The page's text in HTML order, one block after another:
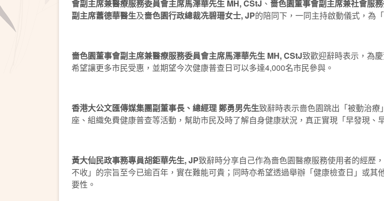
會副主席兼醫療服務委員會主席馬澤華先生 MH, CStJ 、 嗇色園董事會副主席兼社會服
副主席蕭德華醫生及嗇色園行政總裁冼碧珊女士, JP的陪同下，一同主持啟動儀式，為
嗇色園董事會副主席兼醫療服務委員會主席馬澤華先生 MH, CStJ致歡迎辭時表示，為
希望讓更多市民受惠，並期望今次健康普查日可以多達4,000名市民參與。
香港大公文匯傳媒集團副董事長、總經理 鄭勇男先生致辭時表示嗇色園跳出「被動治
座、組織免費健康普查等活動，幫助市民及時了解自身健康狀況，真正實現「早發現、
黃大仙民政事務專員胡鉅華先生, JP致辭時分享自己作為嗇色園醫療服務使用者的經歷
不收」的宗旨至今已逾百年，實在難能可貴；同時亦希望透過舉辦「健康檢查日」或
要性。